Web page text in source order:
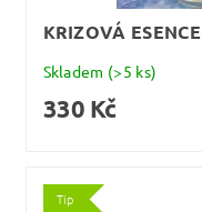
KRIZOVÁ ESENCE
Skladem (>5 ks)
330 Kč
Tip